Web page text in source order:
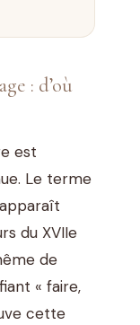
: d’où
est
Le terme
du XVIIe
de
« faire,
cette